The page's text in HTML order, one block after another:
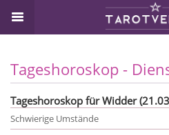
Tageshoroskop -
Tageshoroskop für Widder
Schwierige Umstände